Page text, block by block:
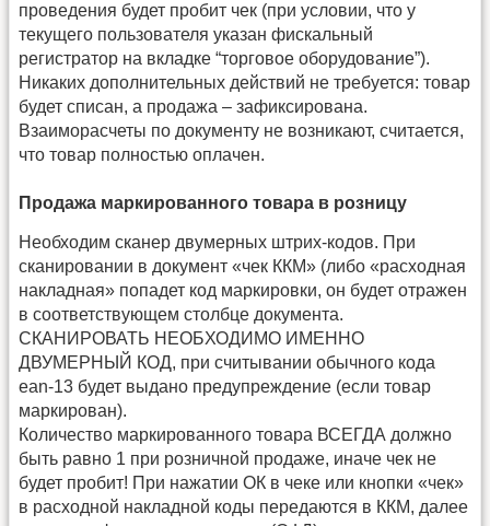
проведения будет пробит чек (при условии, что у
текущего пользователя указан фискальный
регистратор на вкладке “торговое оборудование”).
Никаких дополнительных действий не требуется: товар
будет списан, а продажа – зафиксирована.
Взаиморасчеты по документу не возникают, считается,
что товар полностью оплачен.
Продажа маркированного товара в розницу
Необходим сканер двумерных штрих-кодов. При
сканировании в документ «чек ККМ» (либо «расходная
накладная» попадет код маркировки, он будет отражен
в соответствующем столбце документа.
СКАНИРОВАТЬ НЕОБХОДИМО ИМЕННО
ДВУМЕРНЫЙ КОД, при считывании обычного кода
ean-13 будет выдано предупреждение (если товар
маркирован).
Количество маркированного товара ВСЕГДА должно
быть равно 1 при розничной продаже, иначе чек не
будет пробит! При нажатии ОК в чеке или кнопки «чек»
в расходной накладной коды передаются в ККМ, далее